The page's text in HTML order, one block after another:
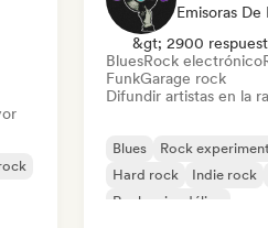
Emisoras De
&gt; 2900
BluesRock electrónico
FunkGarage rock
Difundir artistas en la
Blues Rock
Hard rock
Indie rock
Rock psicodélico